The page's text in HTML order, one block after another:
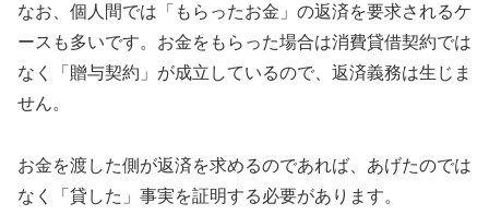
なお、個人間では「もらったお金」の返済を要求されるケ
ースも多いです。お金をもらった場合は消費貸借契約では
なく「贈与契約」が成立しているので、返済義務は生じま
せん。
お金を渡した側が返済を求めるのであれば、あげたのでは
なく「貸した」事実を証明する必要があります。